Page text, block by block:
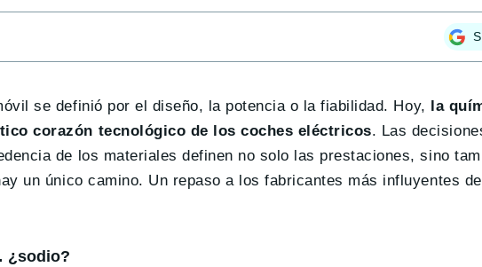
se definió por el diseño, la potencia o la fiabilidad. Hoy, la
corazón tecnológico de los coches eléctricos. Las
de los materiales definen no solo las prestaciones, sino
un único camino. Un repaso a los fabricantes más influyentes
¿sodio?